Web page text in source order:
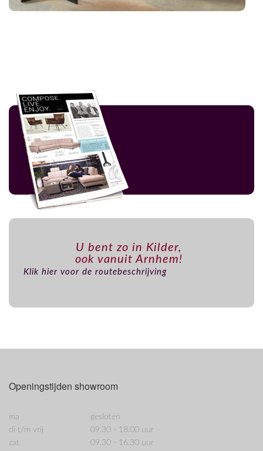
U bent zo in Kilder,
ook vanuit Arnhem!
Klik hier voor de routebeschrijving
Openingstijden showroom
ma
di t/m vrij
zat
gesloten
09.30 - 18.00 uur
09.30 - 16.30 uur